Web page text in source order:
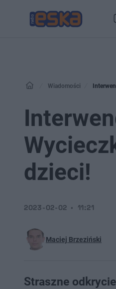
Wiadomości
dzieci!
Maciej Brzeziński
2023-02-02 11:21
Straszne